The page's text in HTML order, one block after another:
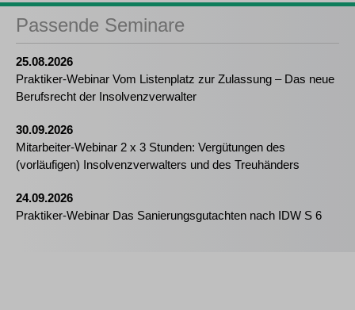
Passende Seminare
25.08.2026
Praktiker-Webinar Vom Listenplatz zur Zulassung – Das neue
Berufsrecht der Insolvenzverwalter
30.09.2026
Mitarbeiter-Webinar 2 x 3 Stunden: Vergütungen des
(vorläufigen) Insolvenzverwalters und des Treuhänders
24.09.2026
Praktiker-Webinar Das Sanierungsgutachten nach IDW S 6